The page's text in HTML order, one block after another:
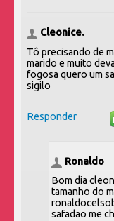
Cleonice.
Tô precisando de
marido e muito
fogosa quero um
sigilo
Responder
Ronaldo
Bom dia
tamanho do
safadao me